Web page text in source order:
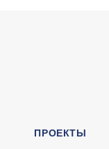
ПРОЕКТЫ